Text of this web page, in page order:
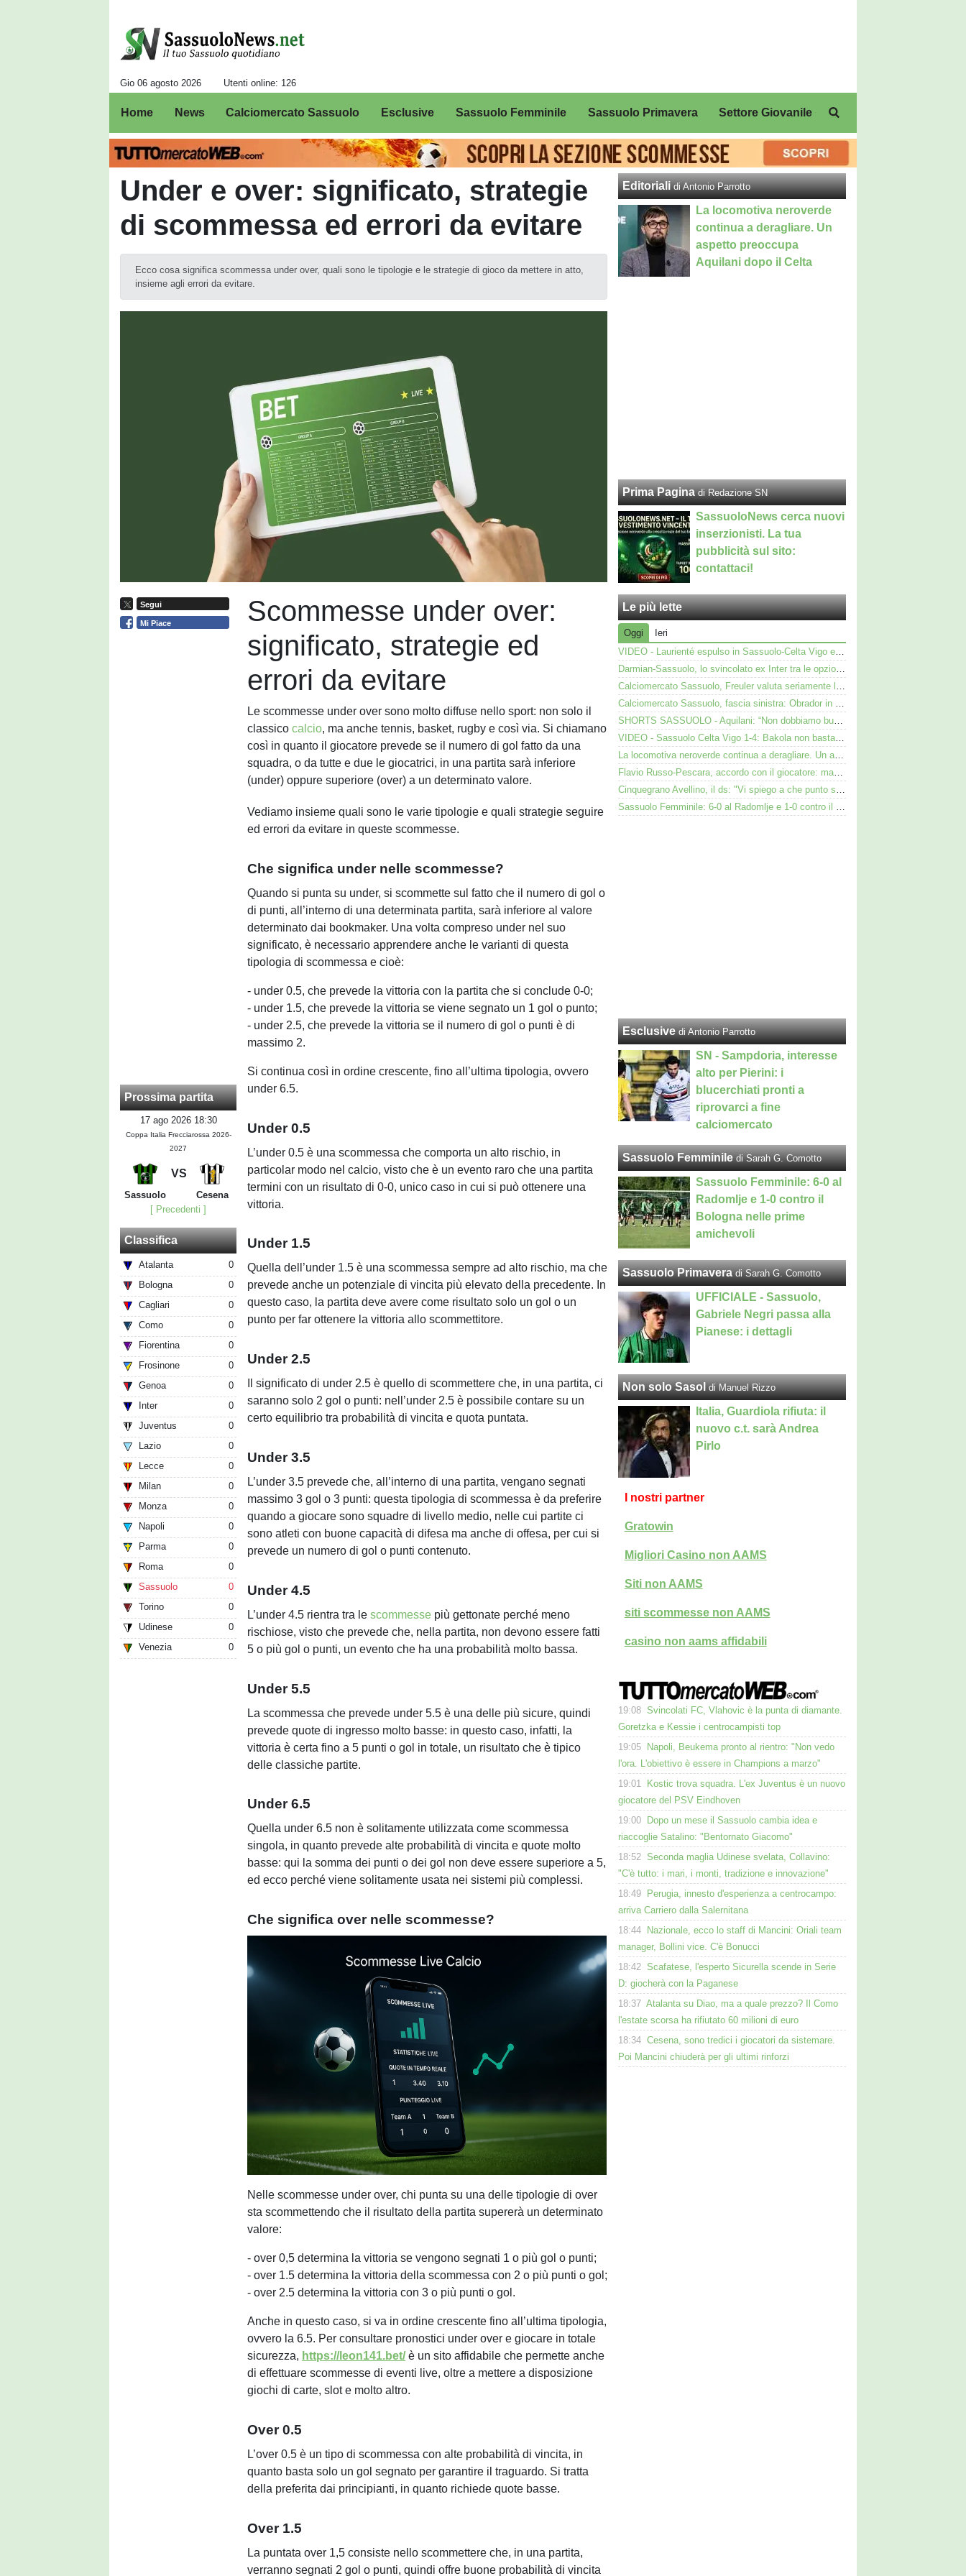
Gio 06 agosto 2026 Utenti online: 126
Home News Calciomercato Sassuolo Esclusive Sassuolo Femminile Sassuolo Primavera Settore Giovanile
Under e over: significato, strategie
di scommessa ed errori da evitare
Ecco cosa significa scommessa under over, quali sono le tipologie e le strategie di gioco da mettere in atto,
insieme agli errori da evitare.
Segui
Mi Piace
Prossima partita
17 ago 2026 18:30
Coppa Italia Frecciarossa 2026-
2027
VS
Sassuolo
Cesena
[ Precedenti ]
Classifica
Atalanta
0
Bologna
0
Cagliari
0
Como
0
Fiorentina
0
Frosinone
0
Genoa
0
Inter
0
Juventus
0
Lazio
0
Lecce
0
Milan
0
Monza
0
Napoli
0
Parma
0
Roma
0
Sassuolo
0
Torino
0
Udinese
0
Venezia
0
Scommesse under over:
significato, strategie ed
errori da evitare
Le scommesse under over sono molto diffuse nello sport: non solo il
classicocalcio, ma anche tennis, basket, rugby e così via. Si chiamano
così in quanto il giocatore prevede se il numero di gol fatto da una
squadra, o da tutte e due le giocatrici, in una partita sarà inferiore
(under) oppure superiore (over) a un determinato valore.
Vediamo insieme quali sono le varie tipologie e quali strategie seguire
ed errori da evitare in queste scommesse.
Che significa under nelle scommesse?
Quando si punta su under, si scommette sul fatto che il numero di gol o
di punti, all’interno di una determinata partita, sarà inferiore al valore
determinato dai bookmaker. Una volta compreso under nel suo
significato, è necessario apprendere anche le varianti di questa
tipologia di scommessa e cioè:
- under 0.5, che prevede la vittoria con la partita che si conclude 0-0;
- under 1.5, che prevede la vittoria se viene segnato un 1 gol o punto;
- under 2.5, che prevede la vittoria se il numero di gol o punti è di
massimo 2.
Si continua così in ordine crescente, fino all’ultima tipologia, ovvero
under 6.5.
Under 0.5
L’under 0.5 è una scommessa che comporta un alto rischio, in
particolar modo nel calcio, visto che è un evento raro che una partita
termini con un risultato di 0-0, unico caso in cui si può ottenere una
vittoria.
Under 1.5
Quella dell’under 1.5 è una scommessa sempre ad alto rischio, ma che
prevede anche un potenziale di vincita più elevato della precedente. In
questo caso, la partita deve avere come risultato solo un gol o un
punto per far ottenere la vittoria allo scommettitore.
Under 2.5
Il significato di under 2.5 è quello di scommettere che, in una partita, ci
saranno solo 2 gol o punti: nell’under 2.5 è possibile contare su un
certo equilibrio tra probabilità di vincita e quota puntata.
Under 3.5
L’under 3.5 prevede che, all’interno di una partita, vengano segnati
massimo 3 gol o 3 punti: questa tipologia di scommessa è da preferire
quando a giocare sono squadre di livello medio, nelle cui partite ci
sono atleti con buone capacità di difesa ma anche di offesa, per cui si
prevede un numero di gol o punti contenuto.
Under 4.5
L’under 4.5 rientra tra lescommesse più gettonate perché meno
rischiose, visto che prevede che, nella partita, non devono essere fatti
5 o più gol o punti, un evento che ha una probabilità molto bassa.
Under 5.5
La scommessa che prevede under 5.5 è una delle più sicure, quindi
prevede quote di ingresso molto basse: in questo caso, infatti, la
vittoria è certa fino a 5 punti o gol in totale, un risultato che è tipico
delle classiche partite.
Under 6.5
Quella under 6.5 non è solitamente utilizzata come scommessa
singola, in quanto prevede alte probabilità di vincita e quote molto
basse: qui la somma dei punti o dei gol non deve essere superiore a 5,
ed ecco perché viene solitamente usata nei sistemi più complessi.
Che significa over nelle scommesse?
Nelle scommesse under over, chi punta su una delle tipologie di over
sta scommettendo che il risultato della partita supererà un determinato
valore:
- over 0,5 determina la vittoria se vengono segnati 1 o più gol o punti;
- over 1.5 determina la vittoria della scommessa con 2 o più punti o gol;
- over 2.5 determina la vittoria con 3 o più punti o gol.
Anche in questo caso, si va in ordine crescente fino all’ultima tipologia,
ovvero la 6.5. Per consultare pronostici under over e giocare in totale
sicurezza, https://leon141.bet/è un sito affidabile che permette anche
di effettuare scommesse di eventi live, oltre a mettere a disposizione
giochi di carte, slot e molto altro.
Over 0.5
L’over 0.5 è un tipo di scommessa con alte probabilità di vincita, in
quanto basta solo un gol segnato per garantire il traguardo. Si tratta
della preferita dai principianti, in quanto richiede quote basse.
Over 1.5
La puntata over 1,5 consiste nello scommettere che, in una partita,
verranno segnati 2 gol o punti, quindi offre buone probabilità di vincita
Editoriali di Antonio Parrotto
La locomotiva neroverde
continua a deragliare. Un
aspetto preoccupa
Aquilani dopo il Celta
Prima Pagina di Redazione SN
SassuoloNews cerca nuovi
inserzionisti. La tua
pubblicità sul sito:
contattaci!
Le più lette
Oggi
Ieri
VIDEO - Laurienté espulso in Sassuolo-Celta Vigo e rissa: cosa è successo
Darmian-Sassuolo, lo svincolato ex Inter tra le opzioni ma c'è il solito Cagliari
Calciomercato Sassuolo, Freuler valuta seriamente la proposta neroverde
Calciomercato Sassuolo, fascia sinistra: Obrador in pole, Valeri l’alternativa
SHORTS SASSUOLO - Aquilani: “Non dobbiamo buttare tutto in vacca”
VIDEO - Sassuolo Celta Vigo 1-4: Bakola non basta. Espulso Laurienté
La locomotiva neroverde continua a deragliare. Un aspetto preoccupa Aquilani dopo il Celta
Flavio Russo-Pescara, accordo con il giocatore: manca però l’intesa con il Sassuolo
Cinquegrano Avellino, il ds: "Vi spiego a che punto siamo col Sassuolo"
Sassuolo Femminile: 6-0 al Radomlje e 1-0 contro il Bologna nelle prime amichevoli
Esclusive di Antonio Parrotto
SN - Sampdoria, interesse
alto per Pierini: i
blucerchiati pronti a
riprovarci a fine
calciomercato
Sassuolo Femminile di Sarah G. Comotto
Sassuolo Femminile: 6-0 al
Radomlje e 1-0 contro il
Bologna nelle prime
amichevoli
Sassuolo Primavera di Sarah G. Comotto
UFFICIALE - Sassuolo,
Gabriele Negri passa alla
Pianese: i dettagli
Non solo Sasol di Manuel Rizzo
Italia, Guardiola rifiuta: il
nuovo c.t. sarà Andrea
Pirlo
I nostri partner
Gratowin
Migliori Casino non AAMS
Siti non AAMS
siti scommesse non AAMS
casino non aams affidabili
19:08 Svincolati FC, Vlahovic è la punta di diamante.
Goretzka e Kessie i centrocampisti top
19:05
Napoli, Beukema pronto al rientro: "Non vedo
l'ora. L'obiettivo è essere in Champions a marzo"
19:01
Kostic trova squadra. L'ex Juventus è un nuovo
giocatore del PSV Eindhoven
19:00
Dopo un mese il Sassuolo cambia idea e
riaccoglie Satalino: "Bentornato Giacomo"
18:52 Seconda maglia Udinese svelata, Collavino:
"C'è tutto: i mari, i monti, tradizione e innovazione"
18:49
Perugia, innesto d'esperienza a centrocampo:
arriva Carriero dalla Salernitana
18:44
Nazionale, ecco lo staff di Mancini: Oriali team
manager, Bollini vice. C'è Bonucci
18:42 Scafatese, l'esperto Sicurella scende in Serie
D: giocherà con la Paganese
18:37 Atalanta su Diao, ma a quale prezzo? Il Como
l'estate scorsa ha rifiutato 60 milioni di euro
18:34 Cesena, sono tredici i giocatori da sistemare.
Poi Mancini chiuderà per gli ultimi rinforzi